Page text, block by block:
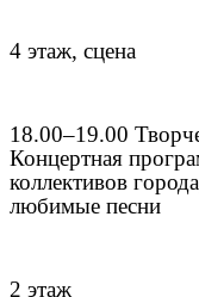
4 этаж, сцена
18.00–19.00
Концертная
коллективов
любимые песни
2 этаж